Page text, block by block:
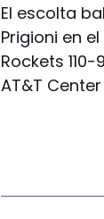
El escolta
Prigioni en
Rockets
AT&T